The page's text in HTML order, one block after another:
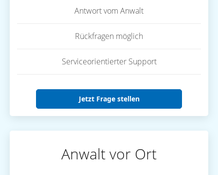
Antwort vom Anwalt
Rückfragen möglich
Serviceorientierter Support
Jetzt Frage stellen
Anwalt vor Ort